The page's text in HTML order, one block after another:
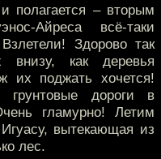
полагается – вторым
Айреса всё-таки
Здорово так
внизу, как деревья
их поджать хочется!
дороги в
гламурно! Летим
вытекающая из
лес.